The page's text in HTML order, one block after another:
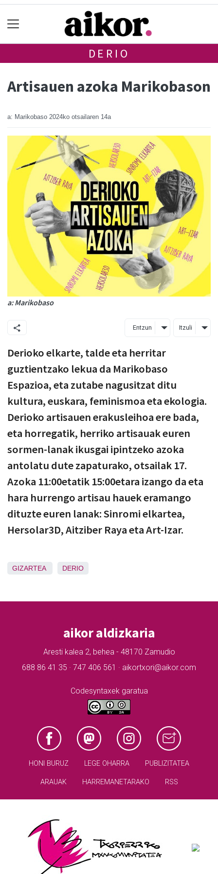
DERIO
Artisauen azoka Marikobason
a: Marikobaso 2024ko otsailaren 14a
a: Marikobaso
Entzun Itzuli
Derioko elkarte, talde eta herritar
guztientzako lekua da Marikobaso
Espazioa, eta zutabe nagusitzat ditu
kultura, euskara, feminismoa eta ekologia.
Derioko artisauen erakusleihoa ere bada,
eta horregatik, herriko artisauak euren
sormen-lanak ikusgai ipintzeko azoka
antolatu dute zapaturako, otsailak 17.
Azoka 11:00etatik 15:00etara izango da eta
hara hurrengo artisau hauek eramango
dituzte euren lanak: Sinromi elkartea,
Hersolar3D, Aitziber Raya eta Art-Izar.
GIZARTEA DERIO
aikor aldizkaria
Aresti kalea 2, behea - 48170 Zamudio
688 86 41 35 · 747 406 561 · aikortxori@aikor.com
Codesyntaxek garatua
HONI BURUZ LEGE OHARRA PUBLIZITATEA
ARAUAK HARREMANETARAKO RSS